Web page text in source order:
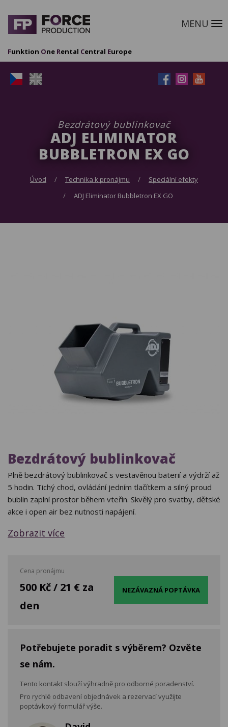
MENU
Funktion One Rental Central Europe
Bezdrátový bublinkovač
ADJ ELIMINATOR
BUBBLETRON EX GO
Úvod Technika k pronájmu
Speciální efekty
ADJ Eliminator Bubbletron EX GO
Bezdrátový bublinkovač
Plně bezdrátový bublinkovač s vestavěnou baterií a výdrží až
5 hodin. Tichý chod, ovládání jedním tlačítkem a silný proud
bublin zaplní prostor během vteřin. Skvělý pro svatby, dětské
akce i open air bez nutnosti napájení.
Zobrazit více
Cena pronájmu
500 Kč / 21 € za
den
NEZÁVAZNÁ POPTÁVKA
Potřebujete poradit s výběrem? Ozvěte
se nám.
Tento kontakt slouží výhradně pro odborné poradenství.
Pro rychlé odbavení objednávek a rezervací využijte
poptávkový formulář výše.